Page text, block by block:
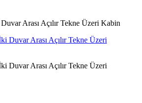
Arası Açılır Tekne Üzeri Kabin